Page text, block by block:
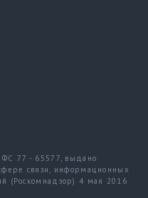
77 - 65577, выдано
связи, информационных
(Роскомнадзор) 4 мая 2016